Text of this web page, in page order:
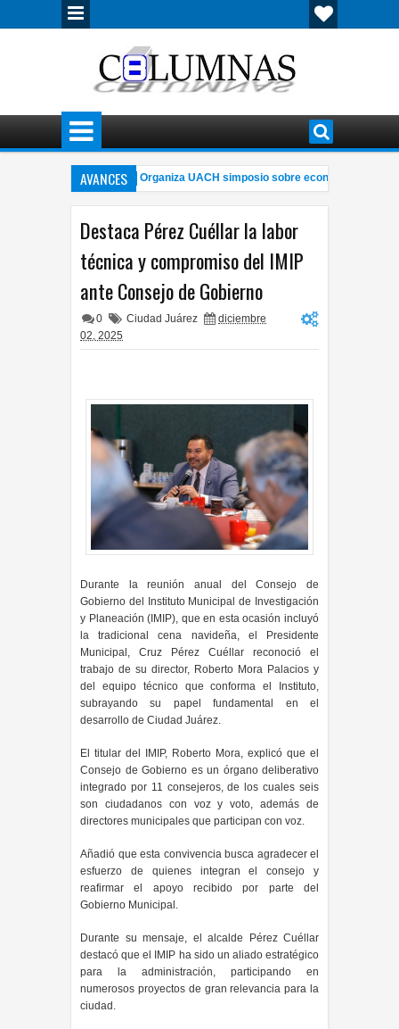
AVANCES
9:24 PM
Organiza UACH simposio sobre economía circular y
Destaca Pérez Cuéllar la labor
técnica y compromiso del IMIP
ante Consejo de Gobierno
0 Ciudad Juárez
diciembre
02, 2025
Durante la reunión anual del Consejo de
Gobierno del Instituto Municipal de Investigación
y Planeación (IMIP), que en esta ocasión incluyó
la tradicional cena navideña, el Presidente
Municipal, Cruz Pérez Cuéllar reconoció el
trabajo de su director, Roberto Mora Palacios y
del equipo técnico que conforma el Instituto,
subrayando su papel fundamental en el
desarrollo de Ciudad Juárez.
El titular del IMIP, Roberto Mora, explicó que el
Consejo de Gobierno es un órgano deliberativo
integrado por 11 consejeros, de los cuales seis
son ciudadanos con voz y voto, además de
directores municipales que participan con voz.
Añadió que esta convivencia busca agradecer el
esfuerzo de quienes integran el consejo y
reafirmar el apoyo recibido por parte del
Gobierno Municipal.
Durante su mensaje, el alcalde Pérez Cuéllar
destacó que el IMIP ha sido un aliado estratégico
para la administración, participando en
numerosos proyectos de gran relevancia para la
ciudad.